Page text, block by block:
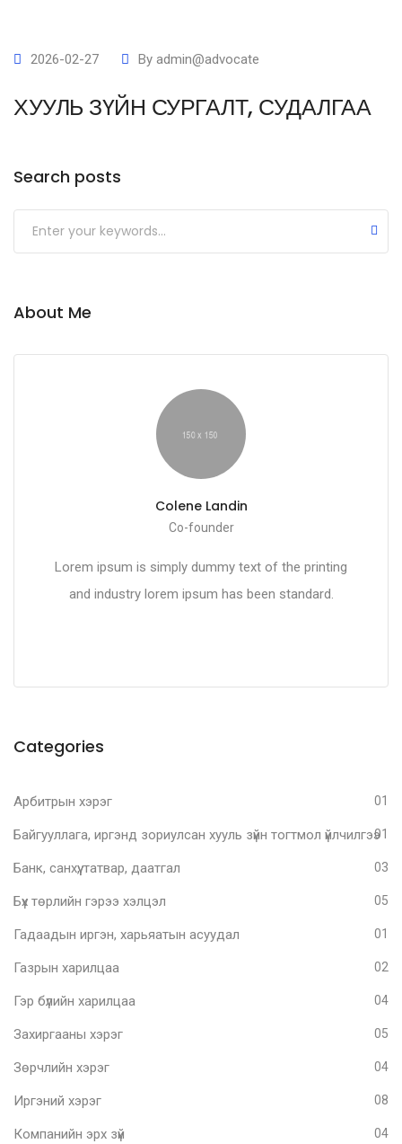
2026-02-27 By admin@advocate
ХУУЛЬ ЗҮЙН СУРГАЛТ, СУДАЛГАА
Search posts
Submit
About Me
Colene Landin
Co-founder
Lorem ipsum is simply dummy text of the printing
and industry lorem ipsum has been standard.
Categories
Арбитрын хэрэг 01
Байгууллага, иргэнд зориулсан хууль зүйн тогтмол үйлчилгээ01
Банк, санхүү, татвар, даатгал 03
Бүх төрлийн гэрээ хэлцэл 05
Гадаадын иргэн, харьяатын асуудал 01
Газрын харилцаа 02
Гэр бүлийн харилцаа 04
Захиргааны хэрэг 05
Зөрчлийн хэрэг 04
Иргэний хэрэг 08
Компанийн эрх зүй 04